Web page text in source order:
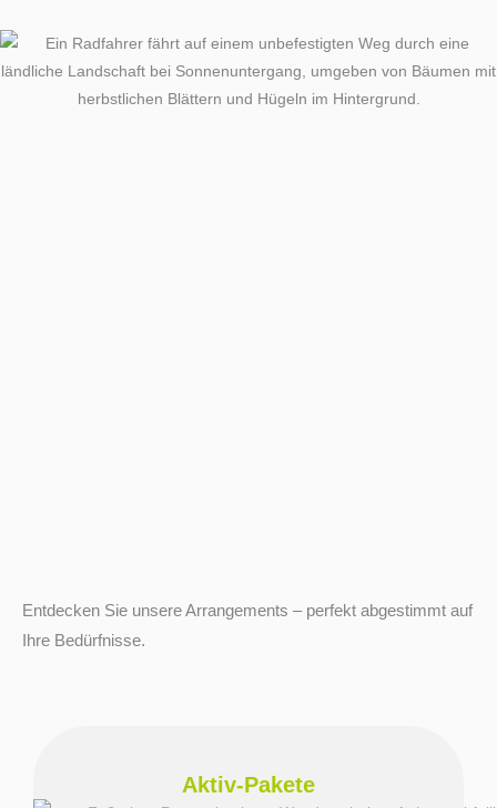
Entdecken Sie unsere Arrangements – perfekt abgestimmt auf
Ihre Bedürfnisse.
Aktiv-Pakete